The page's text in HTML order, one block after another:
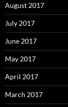
August 2017
July 2017
June 2017
May 2017
April 2017
March 2017